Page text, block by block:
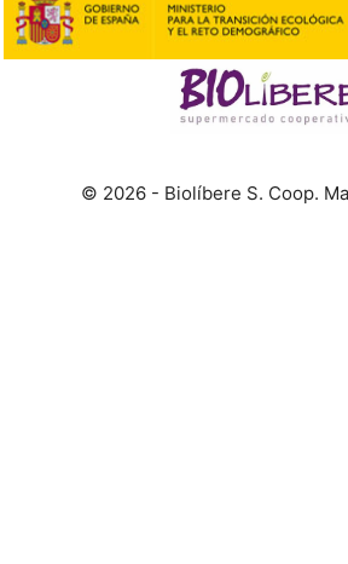
© 2026 - Biolíbere S. Coop.